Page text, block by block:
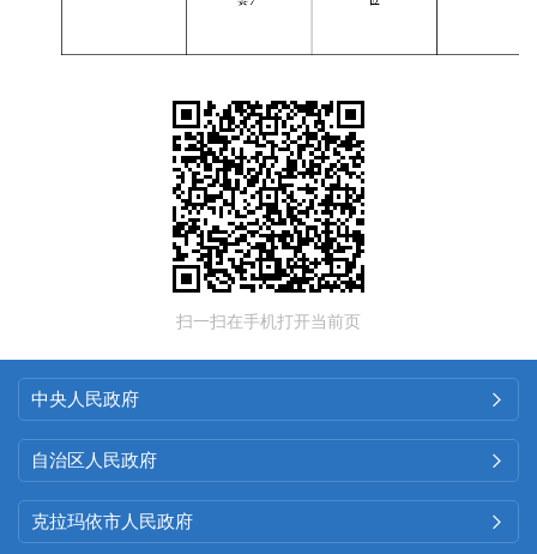
扫一扫在手机打开当前页
中央人民政府 
自治区人民政府 
克拉玛依市人民政府 